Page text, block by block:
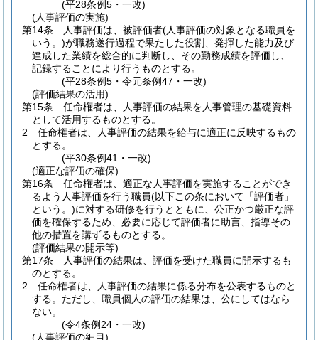
(平28条例5・一改)
(人事評価の実施)
第14条
人事評価は、被評価者(人事評価の対象となる職員を
いう。)が職務遂行過程で果たした役割、発揮した能力及び
達成した業績を総合的に判断し、その勤務成績を評価し、
記録することにより行うものとする。
(平28条例5・令元条例47・一改)
(評価結果の活用)
第15条
任命権者は、人事評価の結果を人事管理の基礎資料
として活用するものとする。
2
任命権者は、人事評価の結果を給与に適正に反映するもの
とする。
(平30条例41・一改)
(適正な評価の確保)
第16条
任命権者は、適正な人事評価を実施することができ
るよう人事評価を行う職員(以下この条において「評価者」
という。)に対する研修を行うとともに、公正かつ厳正な評
価を確保するため、必要に応じて評価者に助言、指導その
他の措置を講ずるものとする。
(評価結果の開示等)
第17条
人事評価の結果は、評価を受けた職員に開示するも
のとする。
2
任命権者は、人事評価の結果に係る分布を公表するものと
する。 ただし、職員個人の評価の結果は、公にしてはなら
ない。
(令4条例24・一改)
(人事評価の細目)